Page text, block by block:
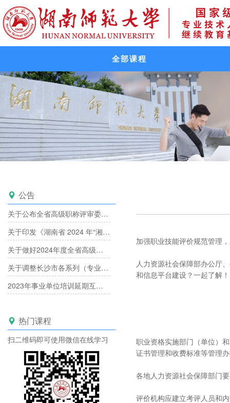
全部课程
 公告
关于公布全省高级职称评审委员会备案目录的通知
关于印发《湖南省 2024 年“湘产专场”产业人才职称评审工作方案》的通知
关于做好2024年度全省高级职称评审工作的通知
关于调整长沙市各系列（专业）中高级专业技术职称评委库的通知
2023年事业单位培训延期互认已经开启！
 热门课程
扫二维码即可使用微信在线学习
加强职业技能评价规范管理
人力资源社会保障部办公厅
和信息平台建设？一起了解！
职业资格实施部门（单位）
证书管理和收费标准等管理
各地人力资源社会保障部门
评价机构应建立考评人员和